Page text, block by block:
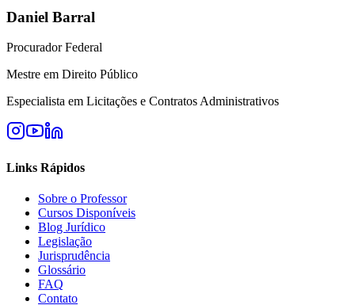
Daniel Barral
Procurador Federal
Mestre em Direito Público
Especialista em Licitações e Contratos Administrativos
Links Rápidos
Sobre o Professor
Cursos Disponíveis
Blog Jurídico
Legislação
Jurisprudência
Glossário
FAQ
Contato